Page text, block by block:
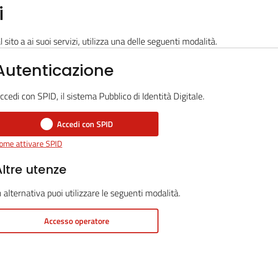
sito a ai suoi servizi, utilizza una delle seguenti modalità.
con SPID, il sistema Pubblico di Identità Digitale.
Accedi con SPID
attivare SPID
utenze
alternativa puoi utilizzare le seguenti modalità.
Accesso operatore